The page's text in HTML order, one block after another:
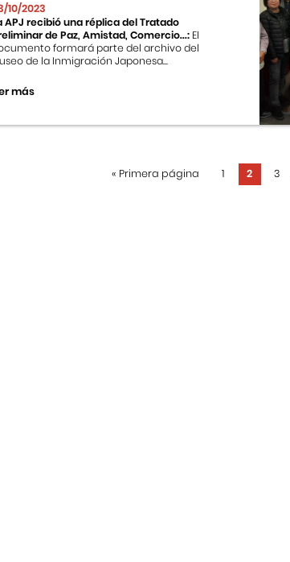
10/2023
APJ recibió una réplica del Tratado
de Paz, Amistad, Comercio...: El
formará parte del archivo del
de la Inmigración Japonesa...
más
« Primera página 1 2 3